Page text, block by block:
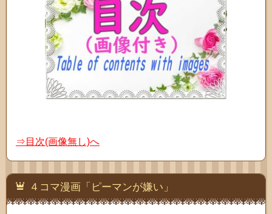
⇒目次(画像無し)へ
４コマ漫画「ピーマンが嫌い」